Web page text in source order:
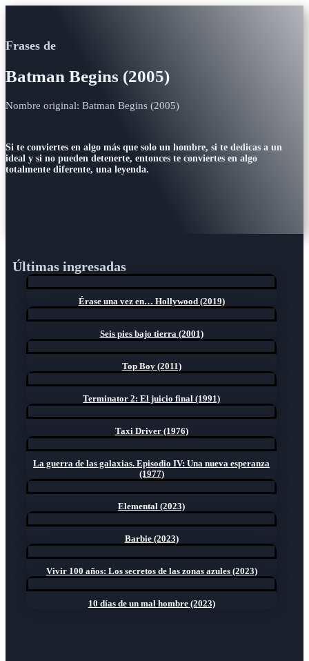
Frases de
Batman Begins (2005)
Nombre original: Batman Begins (2005)
Si te conviertes en algo más que solo un hombre, si te dedicas a un
ideal y si no pueden detenerte, entonces te conviertes en algo
totalmente diferente, una leyenda.
Últimas ingresadas
Érase una vez en… Hollywood (2019)
Seis pies bajo tierra (2001)
Top Boy (2011)
Terminator 2: El juicio final (1991)
Taxi Driver (1976)
La guerra de las galaxias. Episodio IV: Una nueva esperanza
(1977)
Elemental (2023)
Barbie (2023)
Vivir 100 años: Los secretos de las zonas azules (2023)
10 días de un mal hombre (2023)